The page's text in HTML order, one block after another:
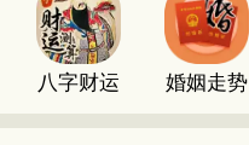
八字财运 婚姻走势